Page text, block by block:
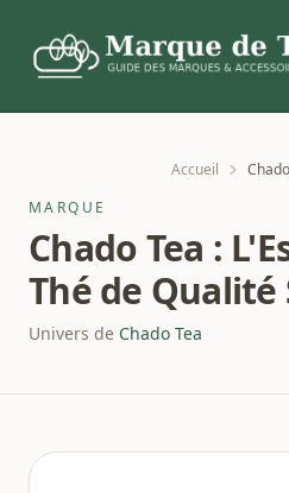
Accueil
MARQUE
Chado Tea :
Thé de
Univers de Chado Tea